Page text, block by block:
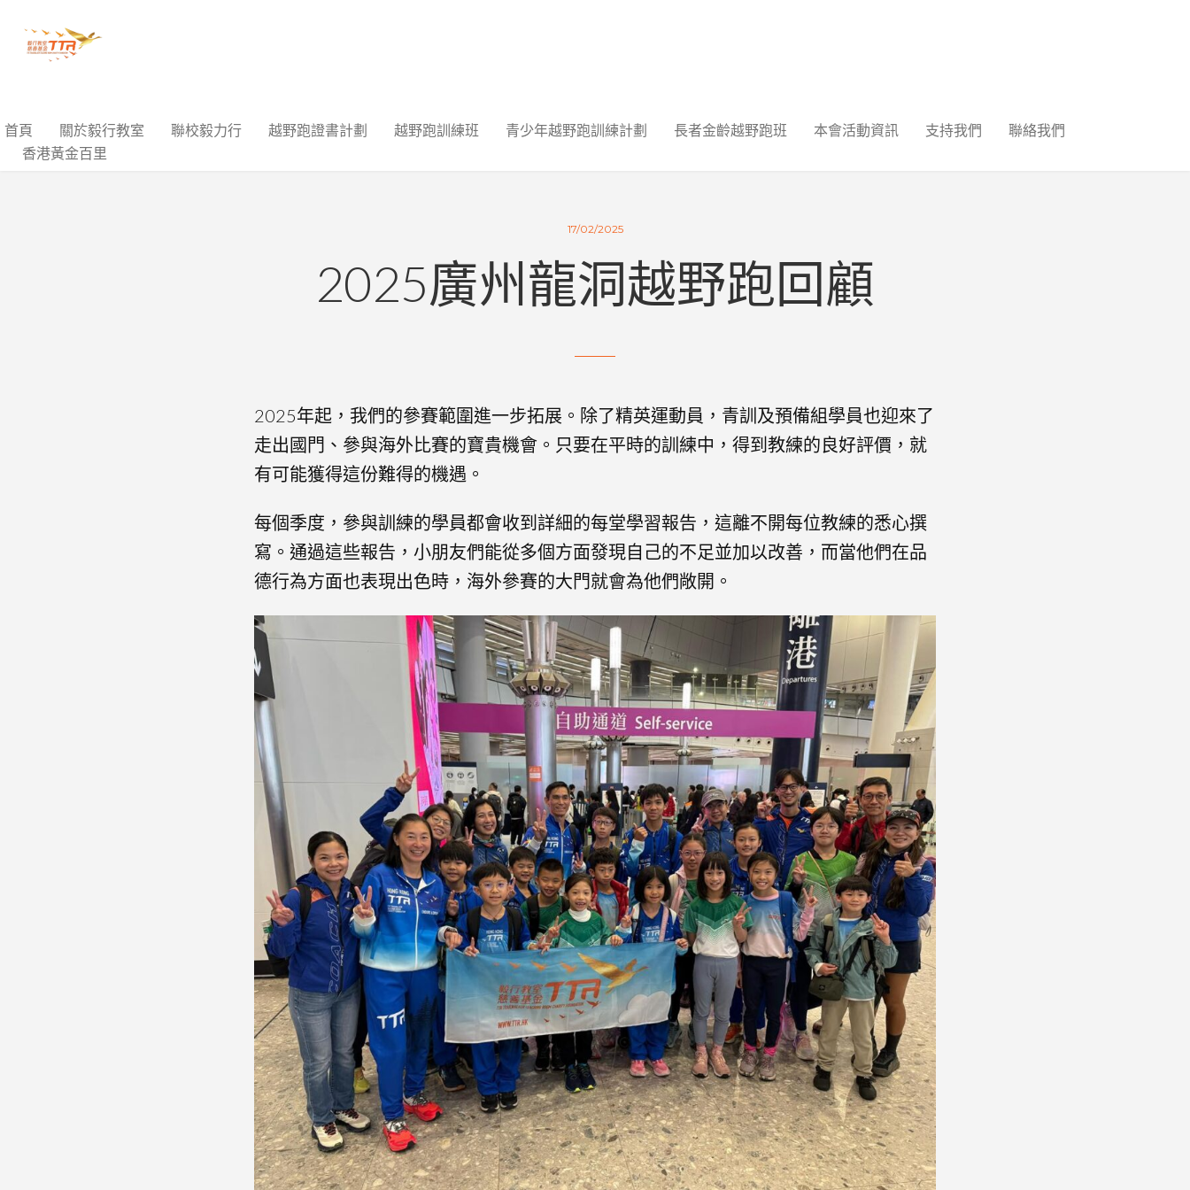
首頁 關於毅行教室 聯校毅力行 越野跑證書計劃 越野跑訓練班 青少年越野跑訓練計劃 長者金齡越野跑班 本會活動資訊 支持我們
聯絡我們
香港黃金百里
17/02/2025
2025廣州龍洞越野跑回顧
2025年起，我們的參賽範圍進一步拓展。除了精英運動員，青訓及預備組學員也迎來了
走出國門、參與海外比賽的寶貴機會。只要在平時的訓練中，得到教練的良好評價，就
有可能獲得這份難得的機遇。
每個季度，參與訓練的學員都會收到詳細的每堂學習報告，這離不開每位教練的悉心撰
寫。通過這些報告，小朋友們能從多個方面發現自己的不足並加以改善，而當他們在品
德行為方面也表現出色時，海外參賽的大門就會為他們敞開。